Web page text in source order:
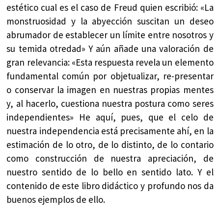
estético cual es el caso de Freud quien escribió: «La
monstruosidad y la abyección suscitan un deseo
abrumador de establecer un límite entre nosotros y
su temida otredad» Y aún añade una valoración de
gran relevancia: «Esta respuesta revela un elemento
fundamental común por objetualizar, re-presentar
o conservar la imagen en nuestras propias mentes
y, al hacerlo, cuestiona nuestra postura como seres
independientes» He aquí, pues, que el celo de
nuestra independencia está precisamente ahí, en la
estimación de lo otro, de lo distinto, de lo contario
como construcción de nuestra apreciación, de
nuestro sentido de lo bello en sentido lato. Y el
contenido de este libro didáctico y profundo nos da
buenos ejemplos de ello.